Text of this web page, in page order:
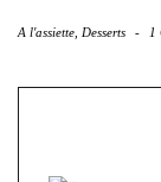
A l'assiette Desserts - 1